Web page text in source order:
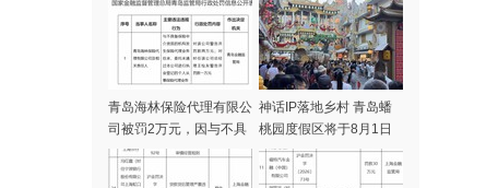
青岛海林保险代理有限公
司被罚2万元，因与不具
备保险中介资质的机构发
生保险代理业务往来等
神话IP落地乡村 青岛蟠
桃园度假区将于8月1日
开门迎客